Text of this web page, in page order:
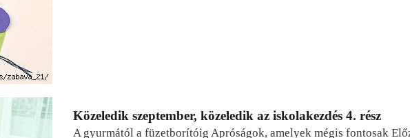
Közeledik szeptember, közeledik az iskolakezdés 4. rész
A gyurmától a füzetborítóig Apróságok, amelyek mégis fontosak